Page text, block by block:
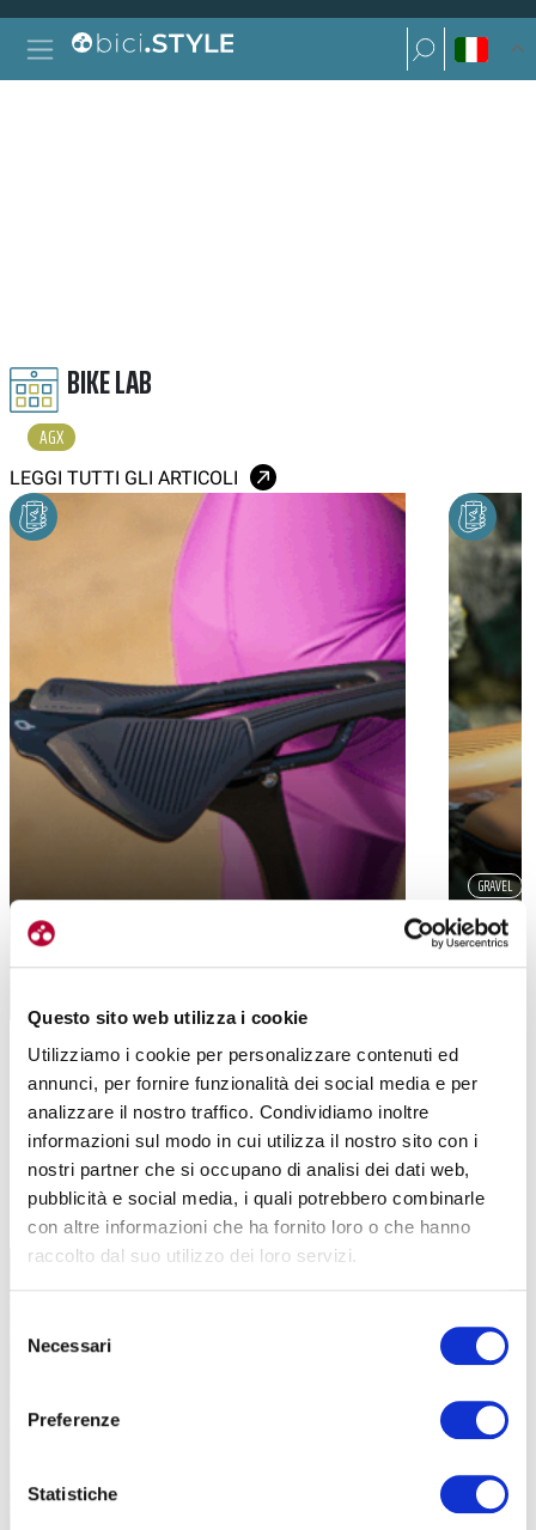
Questo sito web utilizza i cookie
Utilizziamo i cookie per personalizzare contenuti ed
annunci, per fornire funzionalità dei social media e per
analizzare il nostro traffico. Condividiamo inoltre
informazioni sul modo in cui utilizza il nostro sito con i
nostri partner che si occupano di analisi dei dati web,
pubblicità e social media, i quali potrebbero combinarle
con altre informazioni che ha fornito loro o che hanno
raccolto dal suo utilizzo dei loro servizi.
delNecessari
Preferenze
Statistiche
Vai al contenuto
Navigazione principale
Ricerca per:
Ricerca per:
BIKE LAB
AGX
LEGGI TUTTI GLI ARTICOLI
GRAVEL
PROLOGO AGX: LA LINEA PER GRAVEL,
GRAVEL
SELLE
TUTTE LE CATEGORIE DEL MAGAZINE